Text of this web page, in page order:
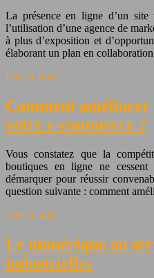
La présence en ligne d’un
l’utilisation d’une agence de
à plus d’exposition et
élaborant un plan en
Lire la suite
Comment améliorer
votre e-commerce ?
Vous constatez que la
boutiques en ligne ne
démarquer pour réussir
question suivante : comment
Lire la suite
Le numérique au
industrielles